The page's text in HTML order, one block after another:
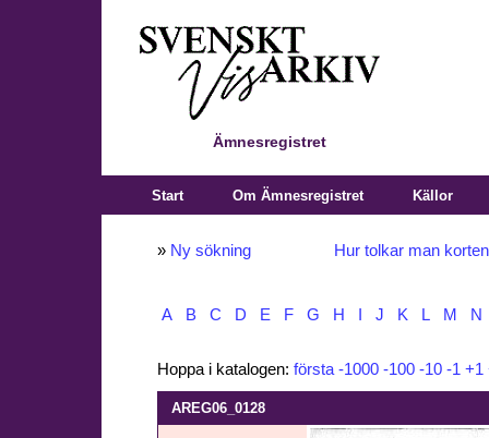
Ämnesregistret
Start Om Ämnesregistret Källor
» Ny sökning Hur tolkar man
A B C D E F G H J K L M N
Hoppa i katalogen: första -1000 -100 -10 -1 +1
AREG06_0128